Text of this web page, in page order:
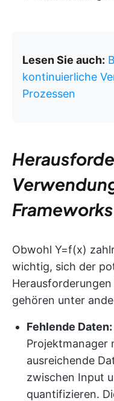
Lesen Sie auch:
kontinuierliche
Prozessen
Frameworks
Obwohl Y=f(x)
wichtig, sich der
gehören unter
Fehlende Daten:
Projektmanager
ausreichende
zwischen Input
quantifizieren.